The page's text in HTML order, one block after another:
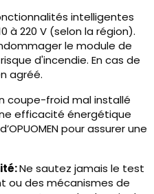
intelligentes
à 220 V (selon la région).
le module de
d'incendie. En cas de
agréé.
coupe-froid mal installé
efficacité énergétique
pour assurer une
Ne sautez jamais le test
ou des mécanismes de